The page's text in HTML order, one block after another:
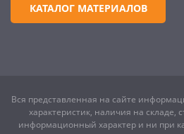
КАТАЛОГ МАТЕРИАЛОВ
Вся представленная на сайте
характеристик, наличия на складе,
информационный характер и ни при